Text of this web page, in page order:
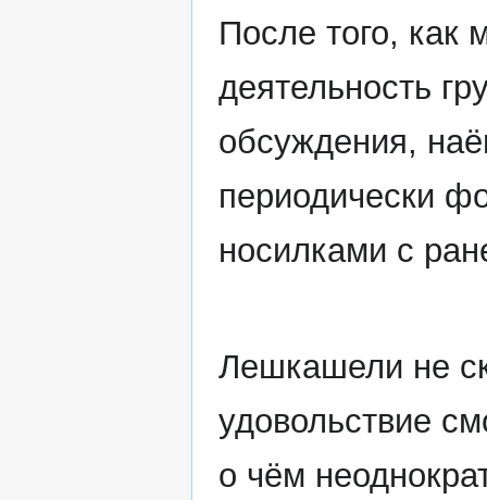
После того, как
деятельность
обсуждения,
периодически
носилками с
Лешкашели не
удовольствие
о чём